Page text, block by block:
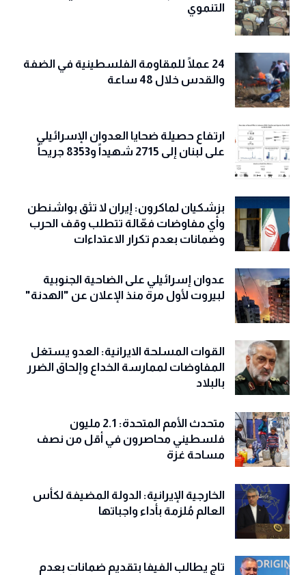
التنموي
24 عملًا للمقاومة الفلسطينية في الضفة
والقدس خلال 48 ساعة
ارتفاع حصيلة ضحايا العدوان الإسرائيلي
على لبنان إلى 2715 شهيداً و8353 جريحاً
بزشكيان لماكرون: إيران لا تثق بواشنطن
وأي مفاوضات فعّالة تتطلب وقف الحرب
وضمانات بعدم تكرار الاعتداءات
عدوان إسرائيلي على الضاحية الجنوبية
لبيروت لأول مرة منذ الإعلان عن "الهدنة"
القوات المسلحة الايرانية: العدو يستغل
المفاوضات لممارسة الخداع وإلحاق الضرر
بالبلاد
متحدث الأمم المتحدة: 2.1 مليون
فلسطيني محاصرون في أقل من نصف
مساحة غزة
الخارجية الإيرانية: الدولة المضيفة لكأس
العالم مُلزمة بأداء واجباتها
تاج يطالب الفيفا بتقديم ضمانات بعدم